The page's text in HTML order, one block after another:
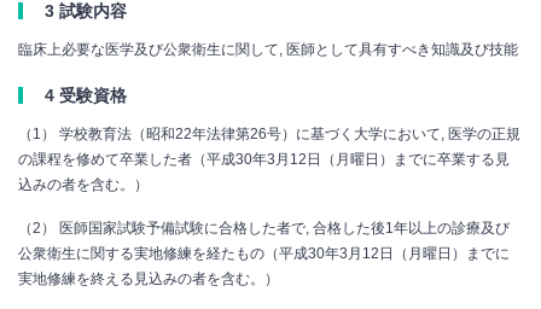
3 試験内容
臨床上必要な医学及び公衆衛生に関して, 医師として具有すべき知識及び技能
4 受験資格
（1） 学校教育法（昭和22年法律第26号）に基づく大学において, 医学の正規
の課程を修めて卒業した者（平成30年3月12日（月曜日）までに卒業する見
込みの者を含む。）
（2） 医師国家試験予備試験に合格した者で, 合格した後1年以上の診療及び
公衆衛生に関する実地修練を経たもの（平成30年3月12日（月曜日）までに
実地修練を終える見込みの者を含む。）